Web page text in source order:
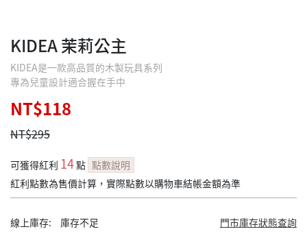
KIDEA 茉莉公主
KIDEA是一款高品質的木製玩具系列
專為兒童設計適合握在手中
NT$118
NT$295
可獲得紅利 14點 點數說明
紅利點數為售價計算，實際點數以購物車結帳金額為準
線上庫存: 庫存不足 門市庫存狀態查詢